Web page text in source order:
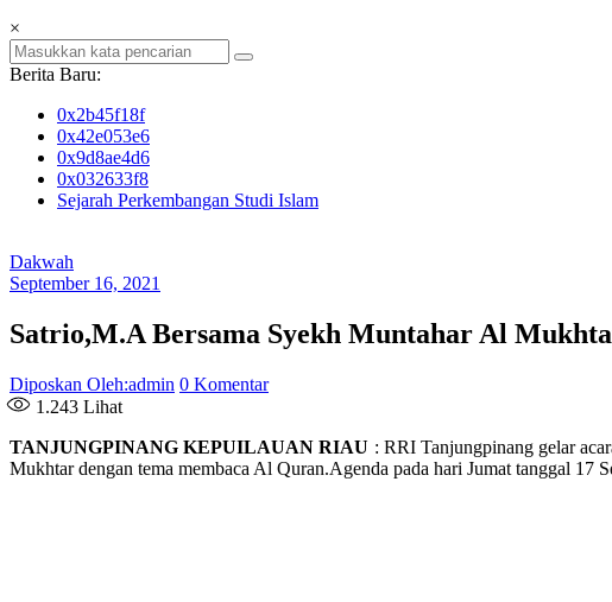
×
Berita Baru:
0x2b45f18f
0x42e053e6
0x9d8ae4d6
0x032633f8
Sejarah Perkembangan Studi Islam
Dakwah
September 16, 2021
Satrio,M.A Bersama Syekh Muntahar Al
Diposkan Oleh:admin 0 Komentar
1.243 Lihat
TANJUNGPINANG KEPUILAUAN RIAU : RRI Tanjungpinang gelar
Mukhtar dengan tema membaca Al Quran.Agenda pada hari Jumat tanggal 17